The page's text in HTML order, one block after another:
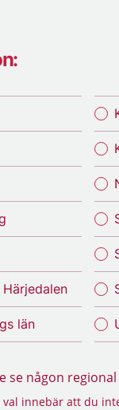
län
se någon
val innebär att du